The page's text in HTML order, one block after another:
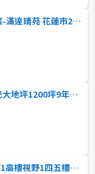
花蓮房仲推薦 2 預售好案-滿達晴苑 花蓮市2~3房 3A
花蓮房仲推薦 2 雲境拾光大地坪1200坪9年輕屋齡雲山水農舍
花蓮房仲推薦 1志學新邨1高樓視野1四五樓華寓1靜謐舒適宜